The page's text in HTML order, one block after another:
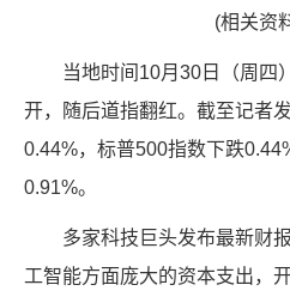
(相关资
当地时间10月30日（周四
开，随后道指翻红。截至记者
0.44%，标普500指数下跌
0.91%。
多家科技巨头发布最新财
工智能方面庞大的资本支出，